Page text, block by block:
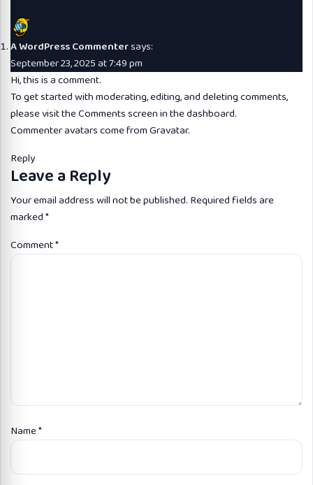
A WordPress Commentersays:
September 23, 2025 at 7:49 pm
Hi, this is a comment.
To get started with moderating, editing, and deleting comments,
please visit the Comments screen in the dashboard.
Commenter avatars come fromGravatar.
Reply
Leave a Reply
Your email address will not be published. Required fields are
marked*
Comment*
Name*